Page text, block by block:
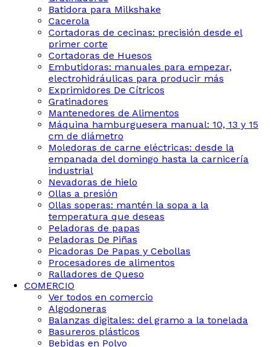
Batidora para Milkshake
Cacerola
Cortadoras de cecinas: precisión desde el
primer corte
Cortadoras de Huesos
Embutidoras: manuales para empezar,
electrohidráulicas para producir más
Exprimidores De Cítricos
Gratinadores
Mantenedores de Alimentos
Máquina hamburguesera manual: 10, 13 y 15
cm de diámetro
Moledoras de carne eléctricas: desde la
empanada del domingo hasta la carnicería
industrial
Nevadoras de hielo
Ollas a presión
Ollas soperas: mantén la sopa a la
temperatura que deseas
Peladoras de papas
Peladoras De Piñas
Picadoras De Papas y Cebollas
Procesadores de alimentos
Ralladores de Queso
COMERCIO
Ver todos en comercio
Algodoneras
Balanzas digitales: del gramo a la tonelada
Basureros plásticos
Bebidas en Polvo